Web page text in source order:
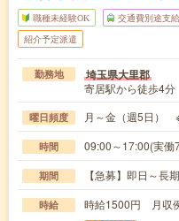
職種未経験OK 交通費別途支
紹介予定派遣
勤務地 埼玉県大里郡
寄居駅から徒歩4分
曜日頻度 月～金（週5日）
時間 09:00～17:00(実
期間 【急募】即日～長
時給 時給1500円 月収